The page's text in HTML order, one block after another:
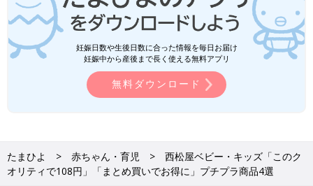
妊娠日数や生後日数に合った情報を毎日お届け
妊娠中から産後まで長く使える無料アプリ
無料ダウンロード
たまひよ 赤ちゃん・育児
西松屋ベビー・キッズ「このク
オリティで108円」「まとめ買いでお得に」プチプラ商品4選